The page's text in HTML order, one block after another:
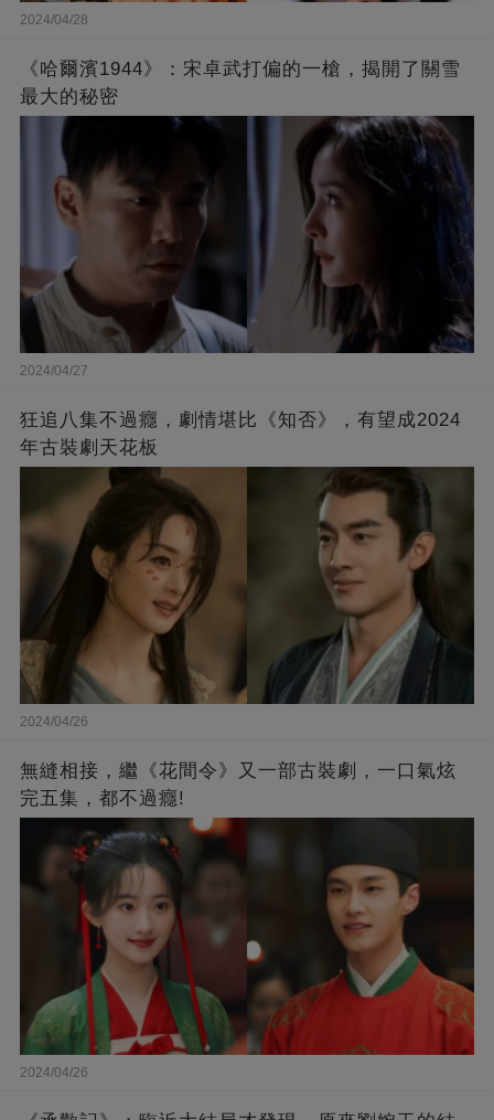
2024/04/28
《哈爾濱1944》：宋卓武打偏的一槍，揭開了關雪
最大的秘密
2024/04/27
狂追八集不過癮，劇情堪比《知否》，有望成2024
年古裝劇天花板
2024/04/26
無縫相接，繼《花間令》又一部古裝劇，一口氣炫
完五集，都不過癮!
2024/04/26